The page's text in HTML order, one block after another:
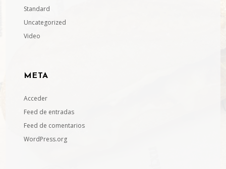
Standard
Uncategorized
Video
META
Acceder
Feed de entradas
Feed de comentarios
WordPress.org